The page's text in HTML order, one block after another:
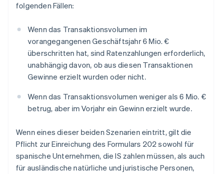
folgenden Fällen:
Wenn das Transaktionsvolumen im
vorangegangenen Geschäftsjahr 6 Mio. €
überschritten hat, sind Ratenzahlungen erforderlich,
unabhängig davon, ob aus diesen Transaktionen
Gewinne erzielt wurden oder nicht.
Wenn das Transaktionsvolumen weniger als 6 Mio. €
betrug, aber im Vorjahr ein Gewinn erzielt wurde.
Wenn eines dieser beiden Szenarien eintritt, gilt die
Pflicht zur Einreichung des Formulars 202 sowohl für
spanische Unternehmen, die IS zahlen müssen, als auch
für ausländische natürliche und juristische Personen,